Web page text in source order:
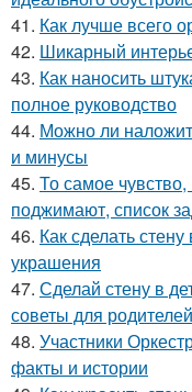
41. Как лучше всего
42. Шикарный
43. Как наносить
полное руководство
44. Можно ли
и минусы
45. То самое
поджимают, список
46. Как сделать
украшения
47. Сделай стену в
советы для родителей
48. Участники
факты и истории